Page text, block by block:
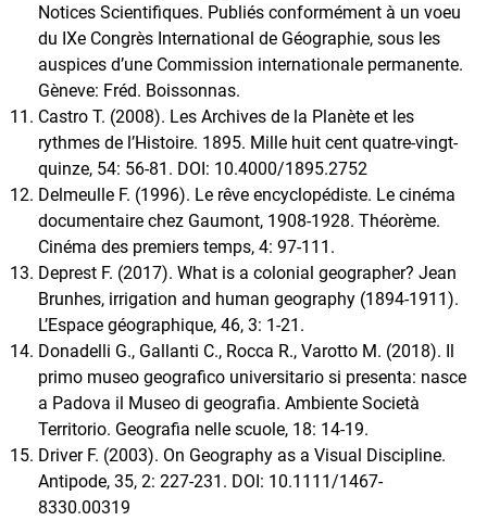
Notices Scientifiques. Publiés conformément à un voeu
du IXe Congrès International de Géographie, sous les
auspices d’une Commission internationale permanente.
Gèneve: Fréd. Boissonnas.
Castro T. (2008). Les Archives de la Planète et les
rythmes de l’Histoire. 1895. Mille huit cent quatre-vingt-
quinze, 54: 56-81. DOI: 10.4000/1895.2752
Delmeulle F. (1996). Le rêve encyclopédiste. Le cinéma
documentaire chez Gaumont, 1908-1928. Théorème.
Cinéma des premiers temps, 4: 97-111.
Deprest F. (2017). What is a colonial geographer? Jean
Brunhes, irrigation and human geography (1894-1911).
L’Espace géographique, 46, 3: 1-21.
Donadelli G., Gallanti C., Rocca R., Varotto M. (2018). Il
primo museo geografico universitario si presenta: nasce
a Padova il Museo di geografia. Ambiente Società
Territorio. Geografia nelle scuole, 18: 14-19.
Driver F. (2003). On Geography as a Visual Discipline.
Antipode, 35, 2: 227-231. DOI: 10.1111/1467-
8330.00319